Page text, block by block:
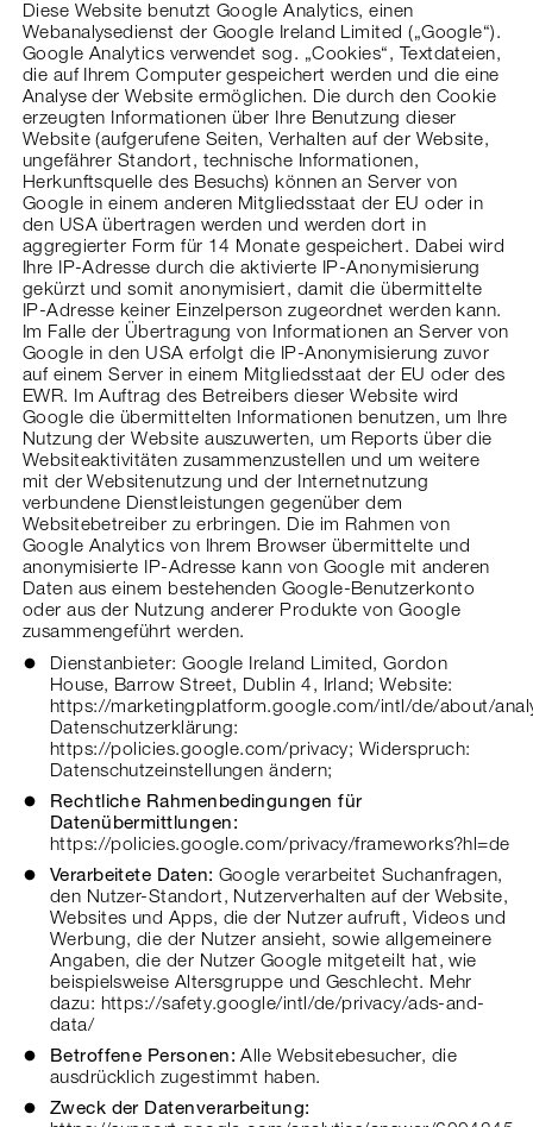
Diese Website benutzt Google Analytics, einen
Webanalysedienst der Google Ireland Limited („Google“).
Google Analytics verwendet sog. „Cookies“, Textdateien,
die auf Ihrem Computer gespeichert werden und die eine
Analyse der Website ermöglichen. Die durch den Cookie
erzeugten Informationen über Ihre Benutzung dieser
Website (aufgerufene Seiten, Verhalten auf der Website,
ungefährer Standort, technische Informationen,
Herkunftsquelle des Besuchs) können an Server von
Google in einem anderen Mitgliedsstaat der EU oder in
den USA übertragen werden und werden dort in
aggregierter Form für 14 Monate gespeichert. Dabei wird
Ihre IP-Adresse durch die aktivierte IP-Anonymisierung
gekürzt und somit anonymisiert, damit die übermittelte
IP-Adresse keiner Einzelperson zugeordnet werden kann.
Im Falle der Übertragung von Informationen an Server von
Google in den USA erfolgt die IP-Anonymisierung zuvor
auf einem Server in einem Mitgliedsstaat der EU oder des
EWR. Im Auftrag des Betreibers dieser Website wird
Google die übermittelten Informationen benutzen, um Ihre
Nutzung der Website auszuwerten, um Reports über die
Websiteaktivitäten zusammenzustellen und um weitere
mit der Websitenutzung und der Internetnutzung
verbundene Dienstleistungen gegenüber dem
Websitebetreiber zu erbringen. Die im Rahmen von
Google Analytics von Ihrem Browser übermittelte und
anonymisierte IP-Adresse kann von Google mit anderen
Daten aus einem bestehenden Google-Benutzerkonto
oder aus der Nutzung anderer Produkte von Google
zusammengeführt werden.
Dienstanbieter: Google Ireland Limited, Gordon
House, Barrow Street, Dublin 4, Irland; Website:
https://marketingplatform.google.com/intl/de/about/
Datenschutzerklärung:
https://policies.google.com/privacy; Widerspruch:
Datenschutzeinstellungen ändern;
Rechtliche Rahmenbedingungen für
Datenübermittlungen:
https://policies.google.com/privacy/frameworks?hl=de
Verarbeitete Daten: Google verarbeitet Suchanfragen,
den Nutzer-Standort, Nutzerverhalten auf der Website,
Websites und Apps, die der Nutzer aufruft, Videos und
Werbung, die der Nutzer ansieht, sowie allgemeinere
Angaben, die der Nutzer Google mitgeteilt hat, wie
beispielsweise Altersgruppe und Geschlecht. Mehr
dazu: https://safety.google/intl/de/privacy/ads-and-
data/
Betroffene Personen: Alle Websitebesucher, die
ausdrücklich zugestimmt haben.
Zweck der Datenverarbeitung: